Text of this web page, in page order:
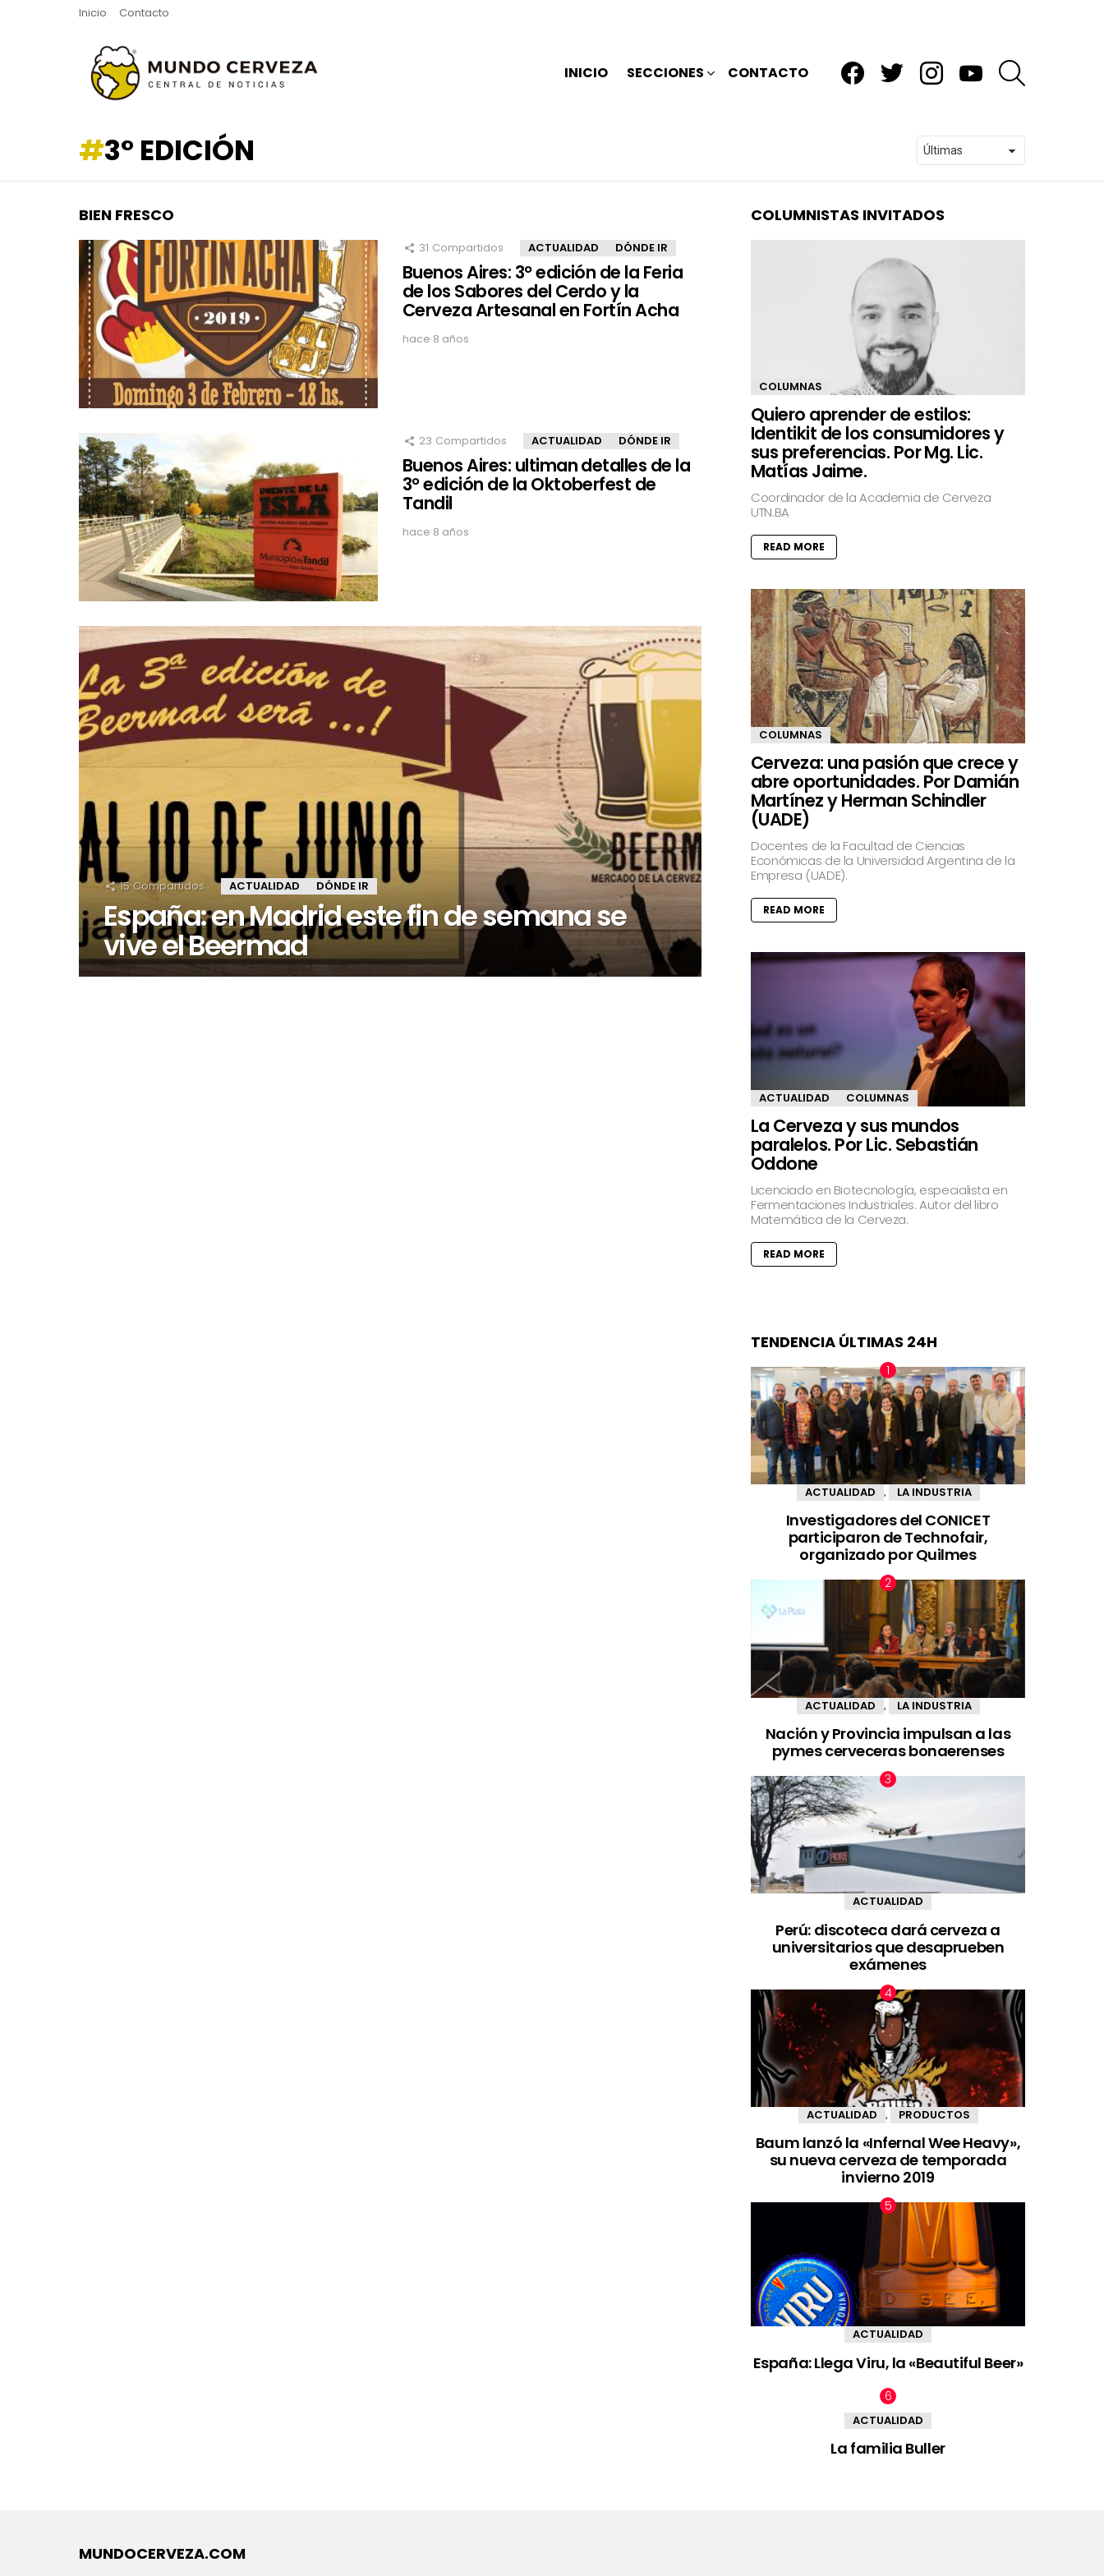
Inicio Contacto
INICIO SECCIONES CONTACTO
3° EDICIÓN
BIEN FRESCO
31 Compartidos ACTUALIDAD DÓNDE IR
Buenos Aires: 3° edición de la Feria
de los Sabores del Cerdo y la
Cerveza Artesanal en Fortín Acha
hace 8 años
23 Compartidos ACTUALIDAD DÓNDE IR
Buenos Aires: ultiman detalles de la
3° edición de la Oktoberfest de
Tandil
hace 8 años
15 Compartidos ACTUALIDAD DÓNDE IR
España: en Madrid este fin de semana se
vive el Beermad
COLUMNISTAS INVITADOS
COLUMNAS
Quiero aprender de estilos:
Identikit de los consumidores y
sus preferencias. Por Mg. Lic.
Matías Jaime.
Coordinador de la Academia de Cerveza
UTN.BA
READ MORE
COLUMNAS
Cerveza: una pasión que crece y
abre oportunidades. Por Damián
Martínez y Herman Schindler
(UADE)
Docentes de la Facultad de Ciencias
Económicas de la Universidad Argentina de la
Empresa (UADE).
READ MORE
ACTUALIDAD COLUMNAS
La Cerveza y sus mundos
paralelos. Por Lic. Sebastián
Oddone
Licenciado en Biotecnología, especialista en
Fermentaciones Industriales. Autor del libro
Matemática de la Cerveza.
READ MORE
TENDENCIA ÚLTIMAS 24H
ACTUALIDAD , LA INDUSTRIA
Investigadores del CONICET
participaron de Technofair,
organizado por Quilmes
ACTUALIDAD LA INDUSTRIA
Nación y Provincia impulsan a las
pymes cerveceras bonaerenses
ACTUALIDAD
Perú: discoteca dará cerveza a
universitarios que desaprueben
exámenes
ACTUALIDAD , PRODUCTOS
Baum lanzó la «Infernal Wee Heavy»,
su nueva cerveza de temporada
invierno 2019
ACTUALIDAD
España: Llega Viru, la «Beautiful Beer»
ACTUALIDAD
La familia Buller
MUNDOCERVEZA.COM